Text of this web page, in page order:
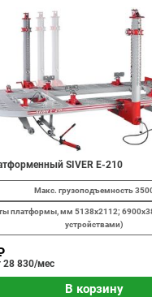
SIVER E-210
Макс. грузоподъемность
платформы, мм 5138х2112;
устройствами)
28 830/мес
В корзину